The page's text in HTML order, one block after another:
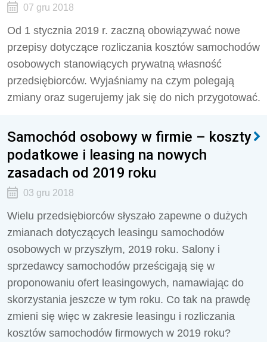
07 gru 2018
Od 1 stycznia 2019 r. zaczną obowiązywać nowe
przepisy dotyczące rozliczania kosztów samochodów
osobowych stanowiących prywatną własność
przedsiębiorców. Wyjaśniamy na czym polegają
zmiany oraz sugerujemy jak się do nich przygotować.
Samochód osobowy w firmie – koszty
podatkowe i leasing na nowych
zasadach od 2019 roku
03 gru 2018
Wielu przedsiębiorców słyszało zapewne o dużych
zmianach dotyczących leasingu samochodów
osobowych w przyszłym, 2019 roku. Salony i
sprzedawcy samochodów prześcigają się w
proponowaniu ofert leasingowych, namawiając do
skorzystania jeszcze w tym roku. Co tak na prawdę
zmieni się więc w zakresie leasingu i rozliczania
kosztów samochodów firmowych w 2019 roku?